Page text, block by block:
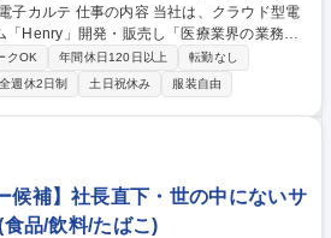
は、クラウド型電
「Henry」開発・販売し「医療業界の業務改
んな当社にて、《ソリューション営業(スペ
や学
ィアからのお問合せへの直販営業（初回はオ
フェーズが進むにつれて訪問での提案を実
業とのパートナー営業（パートナー企業が
る商品と相性がよく、セットで弊社商材を
提案方法を企画し販売支援施策の策定や新規
ション
ド型電子カルテ
クOK 年間休日120日以上
転勤なし
週休2日制 土日祝休み 服装自由
候補】社長直下・世の中にないサ
品/飲料/たばこ)